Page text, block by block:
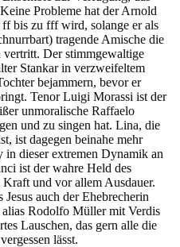
Probleme hat der Arnold
bis zu fff wird, solange er als
tragende Amische die
vertritt. Der stimmgewaltige
Stankar in verzweifeltem
bejammern, bevor er
Tenor Luigi Morassi ist der
unmoralische Raffaelo
und zu singen hat. Lina, die
ist dagegen beinahe mehr
dieser extremen Dynamik an
ist der wahre Held des
und vor allem Ausdauer.
auch der Ehebrecherin
Rodolfo Müller mit Verdis
Lauschen, das gern alle die
lässt.